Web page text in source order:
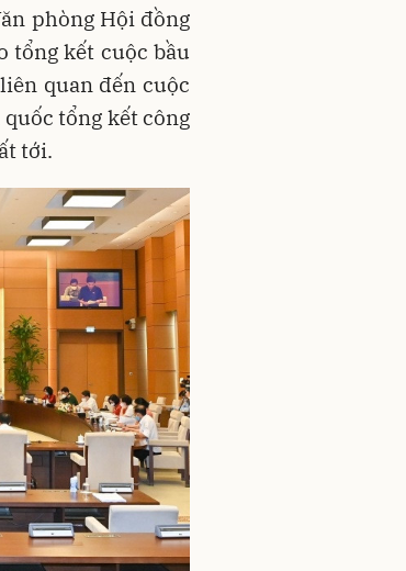
phòng Hội đồng
tổng kết cuộc bầu
quan đến cuộc
tổng kết công
tới.